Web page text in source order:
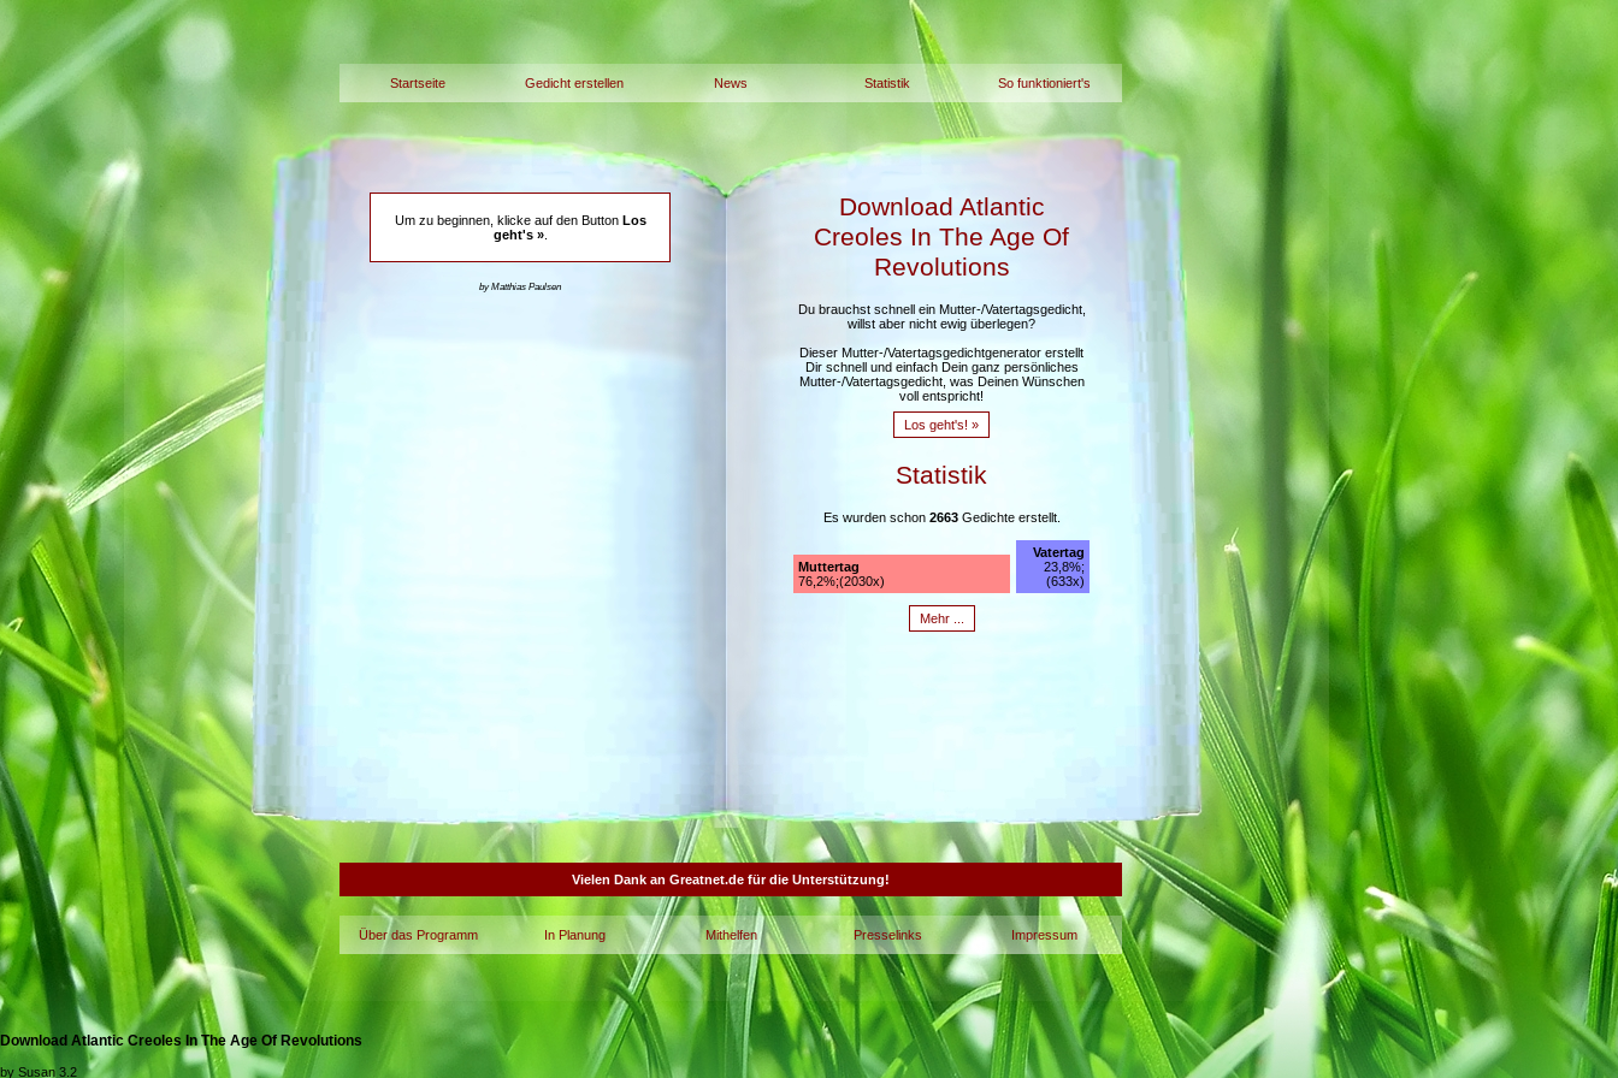
Startseite Gedicht erstellen News Statistik So funktioniert's
Um zu beginnen, klicke auf den Button Los
geht's ».
by Matthias Paulsen
Download Atlantic
Creoles In The Age Of
Revolutions
Du brauchst schnell ein Mutter-/Vatertagsgedicht,
willst aber nicht ewig überlegen?
Dieser Mutter-/Vatertagsgedichtgenerator erstellt
Dir schnell und einfach Dein ganz persönliches
Mutter-/Vatertagsgedicht, was Deinen Wünschen
voll entspricht!
Los geht's! »
Statistik
Es wurden schon 2663Gedichte erstellt.
Muttertag
76,2%;(2030x)
Vatertag
23,8%;
(633x)
Mehr ...
Vielen Dank an Greatnet.de für die Unterstützung!
Über das Programm In Planung Mithelfen Presselinks Impressum
Download Atlantic Creoles In The Age Of Revolutions
by Susan 3.2